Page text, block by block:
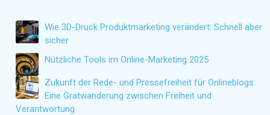
Wie 3D-Druck Produktmarketing verändert: Schnell aber
sicher
Nützliche Tools im Online-Marketing 2025
Zukunft der Rede- und Pressefreiheit für Onlineblogs:
Eine Gratwanderung zwischen Freiheit und
Verantwortung